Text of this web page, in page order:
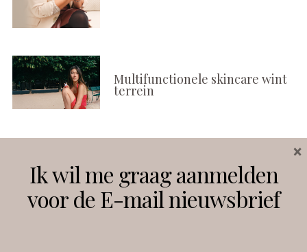
Multifunctionele skincare wint
terrein
Instagram Facebook
Ik wil me graag aanmelden
voor de E-mail nieuwsbrief
×